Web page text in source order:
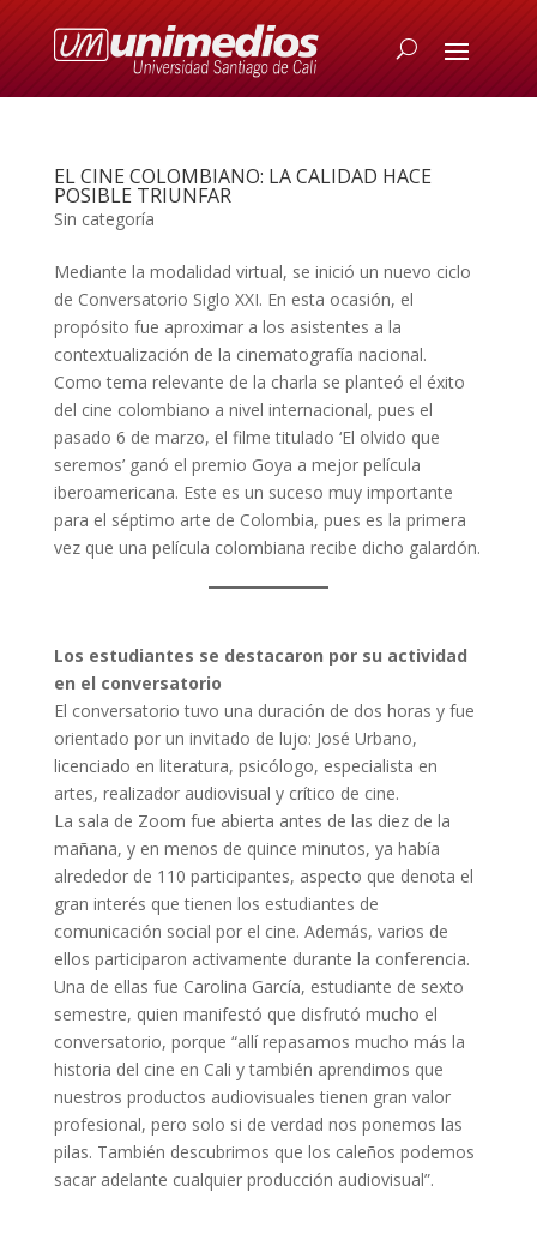
EL CINE COLOMBIANO: LA CALIDAD HACE
POSIBLE TRIUNFAR
Sin categoría
Mediante la modalidad virtual, se inició un nuevo ciclo
de Conversatorio Siglo XXI. En esta ocasión, el
propósito fue aproximar a los asistentes a la
contextualización de la cinematografía nacional.
Como tema relevante de la charla se planteó el éxito
del cine colombiano a nivel internacional, pues el
pasado 6 de marzo, el filme titulado ‘El olvido que
seremos’ ganó el premio Goya a mejor película
iberoamericana. Este es un suceso muy importante
para el séptimo arte de Colombia, pues es la primera
vez que una película colombiana recibe dicho galardón.
Los estudiantes se destacaron por su actividad
en el conversatorio
El conversatorio tuvo una duración de dos horas y fue
orientado por un invitado de lujo: José Urbano,
licenciado en literatura, psicólogo, especialista en
artes, realizador audiovisual y crítico de cine.
La sala de Zoom fue abierta antes de las diez de la
mañana, y en menos de quince minutos, ya había
alrededor de 110 participantes, aspecto que denota el
gran interés que tienen los estudiantes de
comunicación social por el cine. Además, varios de
ellos participaron activamente durante la conferencia.
Una de ellas fue Carolina García, estudiante de sexto
semestre, quien manifestó que disfrutó mucho el
conversatorio, porque “allí repasamos mucho más la
historia del cine en Cali y también aprendimos que
nuestros productos audiovisuales tienen gran valor
profesional, pero solo si de verdad nos ponemos las
pilas. También descubrimos que los caleños podemos
sacar adelante cualquier producción audiovisual”.